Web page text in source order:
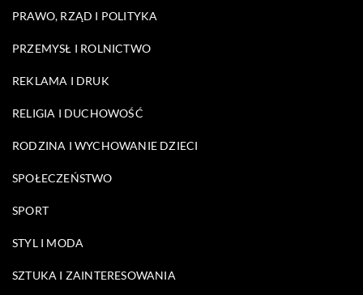
PRAWO, RZĄD I POLITYKA
PRZEMYSŁ I ROLNICTWO
REKLAMA I DRUK
RELIGIA I DUCHOWOŚĆ
RODZINA I WYCHOWANIE DZIECI
SPOŁECZEŃSTWO
SPORT
STYL I MODA
SZTUKA I ZAINTERESOWANIA